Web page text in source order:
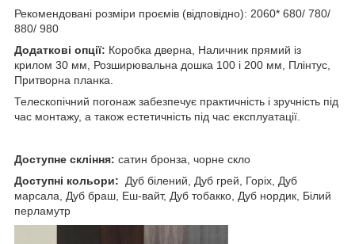
Рекомендовані розміри проємів (відповідно): 2060* 680/ 780/
880/ 980
Додаткові опції: Коробка дверна, Наличник прямий із
крилом 30 мм, Розширювальна дошка 100 і 200 мм, Плінтус,
Притворна планка.
Телескопічний погонаж забезпечує практичність і зручність під
час монтажу, а також естетичність під час експлуатації.
Доступне скління: сатин бронза, чорне скло
Доступні кольори: Дуб білений, Дуб грей, Горіх, Дуб
марсала, Дуб браш, Еш-вайт, Дуб тобакко, Дуб нордик, Білий
перламутр